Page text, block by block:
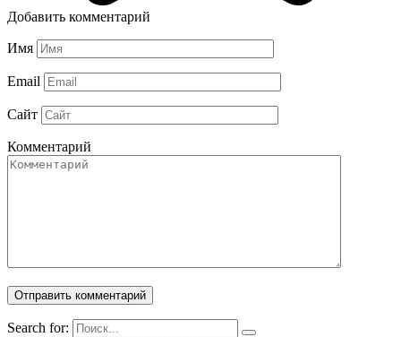
Добавить комментарий
Имя
Email
Сайт
Комментарий
Search for: